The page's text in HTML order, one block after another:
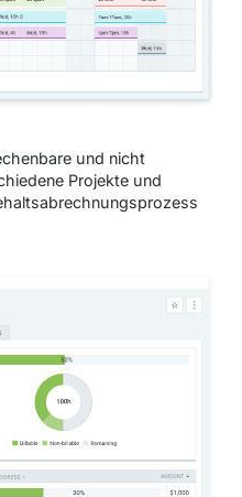
und nicht
Projekte und